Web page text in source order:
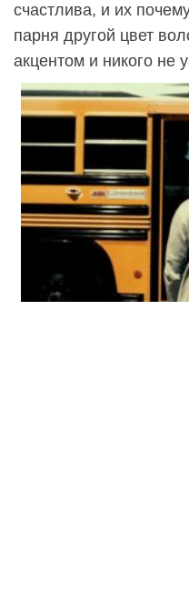
счастлива, и их
парня другой цвет
акцентом и никого не